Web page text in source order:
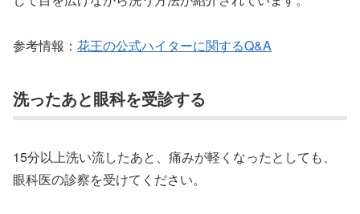
参考情報： 花王の公式ハイターに関するQ&A
洗ったあと眼科を受診する
15分以上洗い流したあと、痛みが軽くなったとしても、
眼科医の診察を受けてください。